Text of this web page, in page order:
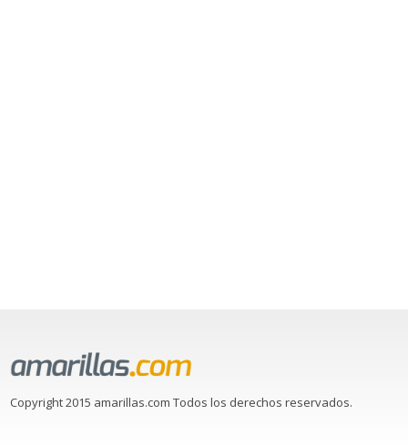
Copyright 2015 amarillas.com Todos los derechos reservados.